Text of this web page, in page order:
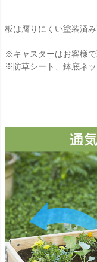
板は腐りにくい塗装済み
※キャスターはお客様で
※防草シート、鉢底ネ